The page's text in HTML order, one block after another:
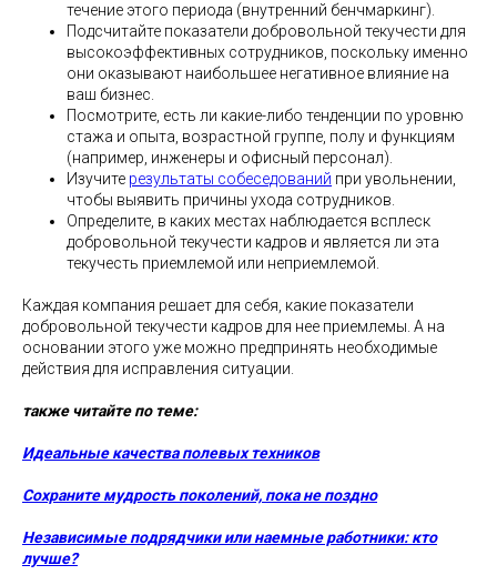
течение этого периода (внутренний бенчмаркинг).
Подсчитайте показатели добровольной текучести для
высокоэффективных сотрудников, поскольку именно
они оказывают наибольшее негативное влияние на
ваш бизнес.
Посмотрите, есть ли какие-либо тенденции по уровню
стажа и опыта, возрастной группе, полу и функциям
(например, инженеры и офисный персонал).
Изучите результаты собеседований при увольнении,
чтобы выявить причины ухода сотрудников.
Определите, в каких местах наблюдается всплеск
добровольной текучести кадров и является ли эта
текучесть приемлемой или неприемлемой.
Каждая компания решает для себя, какие показатели
добровольной текучести кадров для нее приемлемы. А на
основании этого уже можно предпринять необходимые
действия для исправления ситуации.
также читайте по теме:
Идеальные качества полевых техников
Сохраните мудрость поколений, пока не поздно
Независимые подрядчики или наемные работники: кто
лучше?